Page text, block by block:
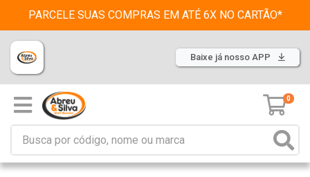
PARCELE SUAS COMPRAS EM ATÉ 6X NO CARTÃO*
Baixe já nosso APP
0